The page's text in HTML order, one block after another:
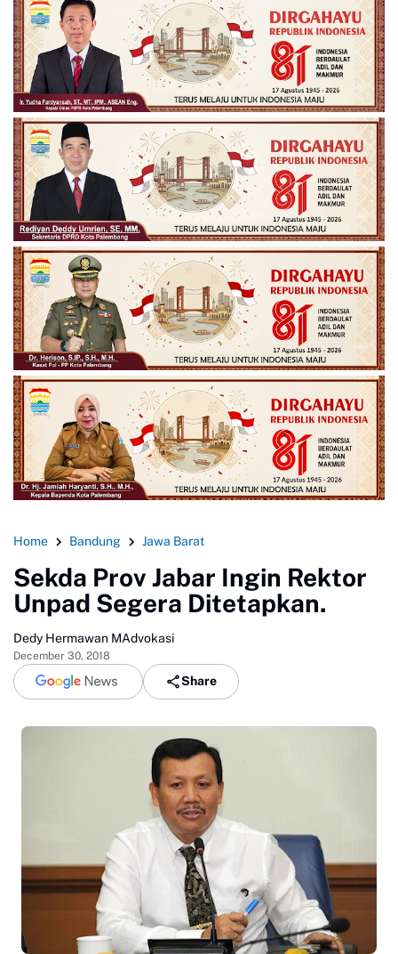
Home Bandung Jawa Barat
Sekda Prov Jabar Ingin Rektor
Unpad Segera Ditetapkan.
Dedy Hermawan MAdvokasi
December 30, 2018
Share